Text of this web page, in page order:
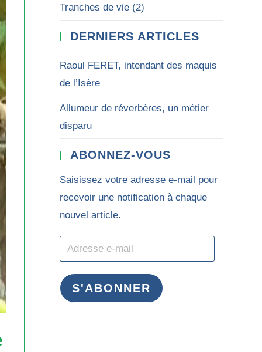
Tranches de vie (2)
DERNIERS ARTICLES
Raoul FERET, intendant des maquis
de l’Isère
Allumeur de réverbères, un métier
disparu
ABONNEZ-VOUS
Saisissez votre adresse e-mail pour
recevoir une notification à chaque
nouvel article.
S'ABONNER